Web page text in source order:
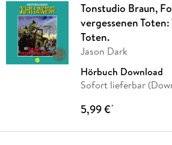
Tonstudio Braun,
vergessenen
Toten.
Jason Dark
Hörbuch Download
Sofort lieferbar
5,99 €*